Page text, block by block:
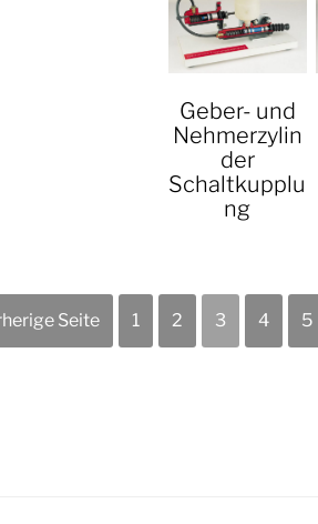
Geber- und
Nehmerzylin
der
Schaltkupplu
ng
Seite 1 2 3 4 5